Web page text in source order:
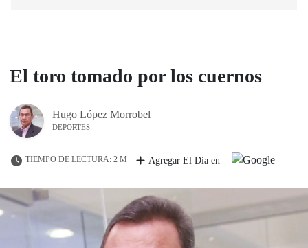
El toro tomado por los cuernos
Hugo López Morrobel
DEPORTES
TIEMPO DE LECTURA: 2 M Agregar El Día en